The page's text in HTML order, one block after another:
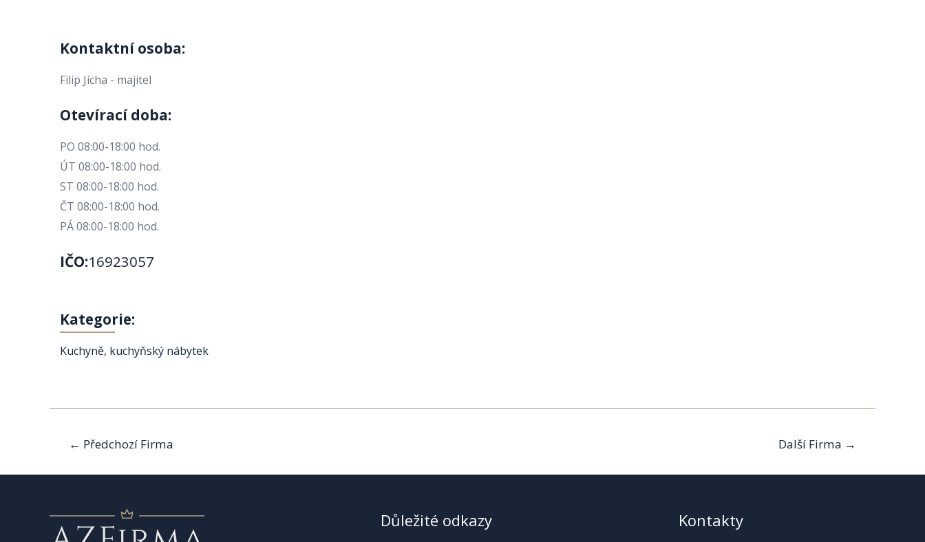
Kontaktní osoba:
Filip Jícha - majitel
Otevírací doba:
PO 08:00-18:00 hod.
ÚT 08:00-18:00 hod.
ST 08:00-18:00 hod.
ČT 08:00-18:00 hod.
PÁ 08:00-18:00 hod.
IČO:16923057
Kategorie:
Kuchyně, kuchyňský nábytek
Navigace
pro
příspěvek
← Předchozí Firma Další Firma →
Důležité odkazy Kontakty